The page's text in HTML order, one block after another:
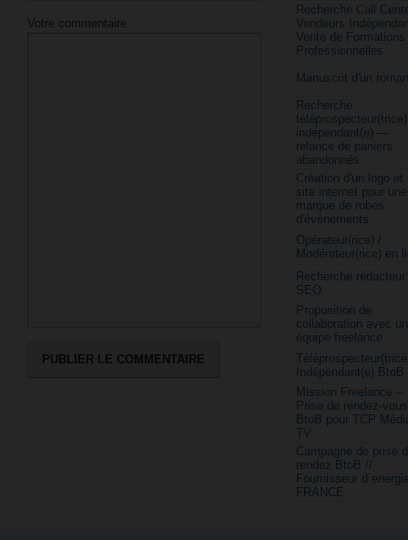
Recherche Call
Vendeurs
Vente de Formations
Professionnelles
Manuscrit d'un roman
Recherche
téléprospecteur(trice)
indépendant(e) —
relance de paniers
abandonnés
Création d'un logo et
site internet pour une
marque de robes
d'évènements
Opérateur(rice) /
Modérateur(rice) en
Recherche rédacteur
SEO
Proposition de
collaboration avec
équipe freelance
Indépendant(e) BtoB
Mission Freelance –
Prise de rendez-vous
BtoB pour TCP
TV
Campagne de prise
rendez BtoB //
Fournisseur
FRANCE
Votre commentaire